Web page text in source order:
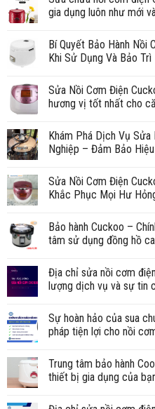
gia dụng luôn như mới
Bí Quyết Bảo Hành Nồi
Khi Sử Dụng Và Bảo Trì
Sửa Nồi Cơm Điện
hương vị tốt nhất cho
Khám Phá Dịch Vụ Sửa
Nghiệp – Đảm Bảo Hiệu
Sửa Nồi Cơm Điện
Khắc Phục Mọi Hư
Bảo hành Cuckoo –
tâm sử dụng đồng hồ
Địa chỉ sửa nồi cơm
lượng dịch vụ và sự tin
Sự hoàn hảo của sua
pháp tiện lợi cho nồi
Trung tâm bảo hành
thiết bị gia dụng của